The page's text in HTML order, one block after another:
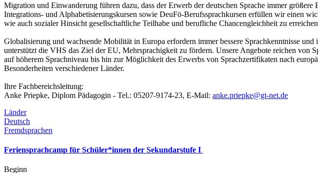
Migration und Einwanderung führen dazu, dass der Erwerb der deutschen Sprache immer
Integrations- und Alphabetisierungskursen sowie DeuFö-Berufssprachkursen erfüllen wir einen
wie auch sozialer Hinsicht gesellschaftliche Teilhabe und berufliche Chancengleichheit zu
Globalisierung und wachsende Mobilität in Europa erfordern immer bessere Sprachkenntnisse
unterstützt die VHS das Ziel der EU, Mehrsprachigkeit zu fördern. Unsere Angebote reichen von
auf höherem Sprachniveau bis hin zur Möglichkeit des Erwerbs von Sprachzertifikaten nach
Besonderheiten verschiedener Länder.
Ihre Fachbereichsleitung:
Anke Priepke, Diplom Pädagogin - Tel.: 05207-9174-23, E-Mail: anke.priepke@gt-net.de
Länder
Deutsch
Fremdsprachen
Feriensprachcamp für Schüler*innen der Sekundarstufe I
Beginn